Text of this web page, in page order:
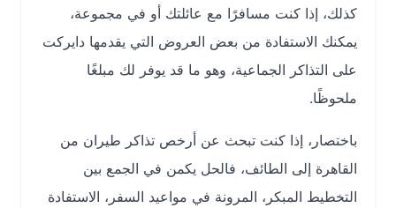
كذلك، إذا كنت مسافرًا مع عائلتك أو في مجموعة،
يمكنك الاستفادة من بعض العروض التي يقدمها دايركت
على التذاكر الجماعية، وهو ما قد يوفر لك مبلغًا
ملحوظًا.
باختصار، إذا كنت تبحث عن أرخص تذاكر طيران من
القاهرة إلى الطائف، فالحل يكمن في الجمع بين
التخطيط المبكر، المرونة في مواعيد السفر، الاستفادة